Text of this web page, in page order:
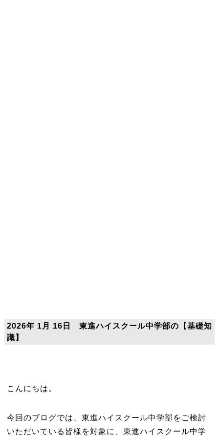
2026年 1月 16日 東進ハイスクール中学部の【基礎知
識】
こんにちは。
今回のブログでは、東進ハイスクール中学部をご検討
いただいている皆様を対象に、東進ハイスクール中学